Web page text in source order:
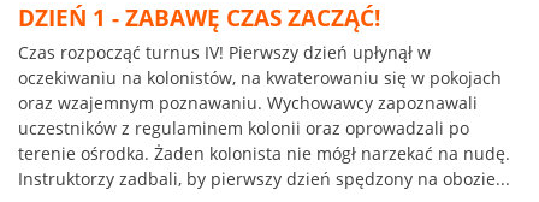
DZIEŃ 1 - ZABAWĘ CZAS ZACZĄĆ!
Czas rozpocząć turnus IV! Pierwszy dzień upłynął w
oczekiwaniu na kolonistów, na kwaterowaniu się w pokojach
oraz wzajemnym poznawaniu. Wychowawcy zapoznawali
uczestników z regulaminem kolonii oraz oprowadzali po
terenie ośrodka. Żaden kolonista nie mógł narzekać na nudę.
Instruktorzy zadbali, by pierwszy dzień spędzony na obozie...